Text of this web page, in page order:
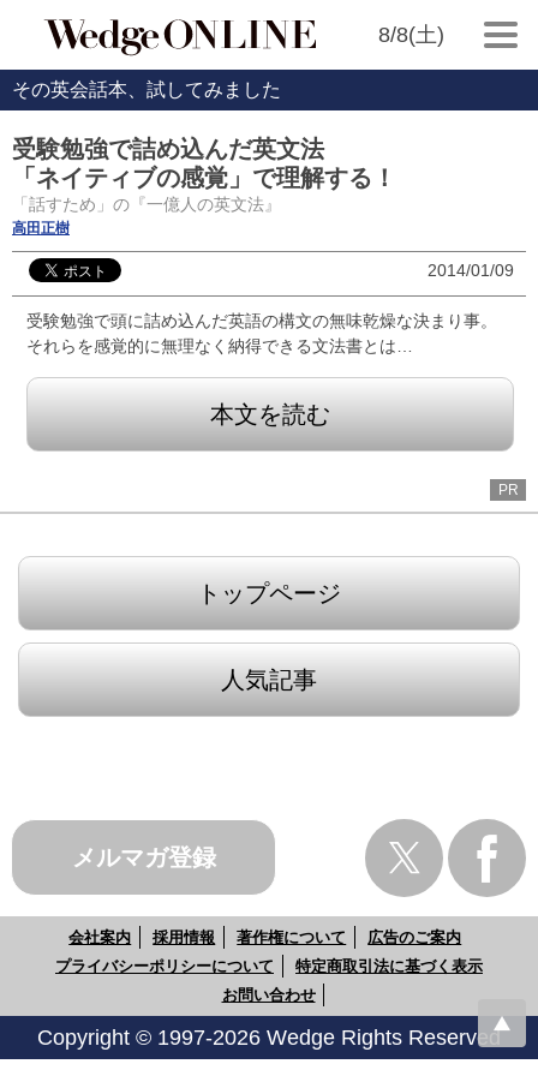
8/8(土)
その英会話本、試してみました
受験勉強で詰め込んだ英文法
「ネイティブの感覚」で理解する！
「話すため」の『一億人の英文法』
高田正樹
2014/01/09
受験勉強で頭に詰め込んだ英語の構文の無味乾燥な決まり事。
それらを感覚的に無理なく納得できる文法書とは…
本文を読む
PR
トップページ
人気記事
メルマガ登録
会社案内 採用情報 著作権について
広告のご案内
プライバシーポリシーについて
特定商取引法に基づく表示
お問い合わせ
Copyright © 1997-2026 Wedge Rights Reserved